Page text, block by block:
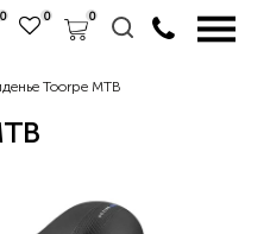
0 0 0
Toorpe MTB